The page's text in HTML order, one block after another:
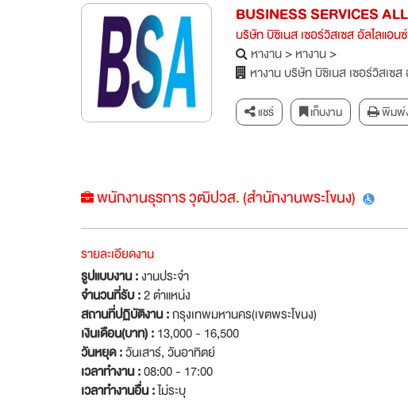
BUSINESS SERVICES
บริษัท บิซิเนส เซอร์วิสเซส อัลไลแอน
หางาน>หางาน>
หางาน บริษัท บิซิเนส เซอร์วิสเซ
แชร์ เก็บงาน พิมพ์
พนักงานธุรการ วุฒิปวส. (สำนักงานพระโขนง)
รายละเอียดงาน
รูปแบบงาน :งานประจำ
จำนวนที่รับ :2 ตำแหน่ง
สถานที่ปฏิบัติงาน :กรุงเทพมหานคร(เขตพระโขนง)
เงินเดือน(บาท) :13,000 - 16,500
วันหยุด :วันเสาร์,วันอาทิตย์
เวลาทำงาน :08:00 - 17:00
เวลาทำงานอื่น :ไม่ระบุ